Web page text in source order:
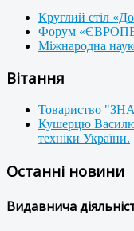
Круглий стіл
Форум
Міжнародна
Вітання
Товариство
Кушерцю Василю
техніки України.
Останні новини
Видавнича